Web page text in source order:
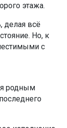
этажа.
делая всё
Но, к
с
родным